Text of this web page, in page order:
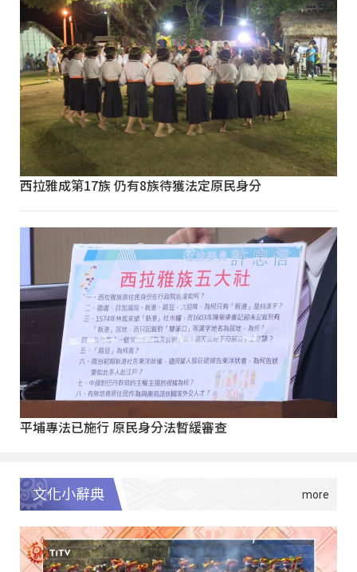
西拉雅成第17族 仍有8族待獲法定原民身分
平埔專法已施行 原民身分法暫緩審查
文化小辭典